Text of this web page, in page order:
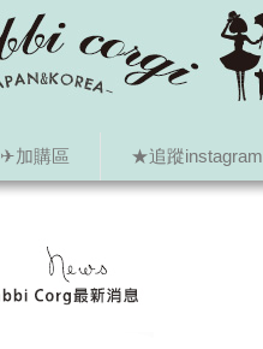
✈加購區 ★追蹤instagram